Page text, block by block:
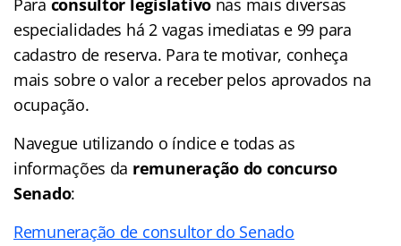
Para consultor legislativo nas mais diversas
especialidades há 2 vagas imediatas e 99 para
cadastro de reserva. Para te motivar, conheça
mais sobre o valor a receber pelos aprovados na
ocupação.
Navegue utilizando o índice e todas as
informações da remuneração do concurso
Senado:
Remuneração de consultor do Senado